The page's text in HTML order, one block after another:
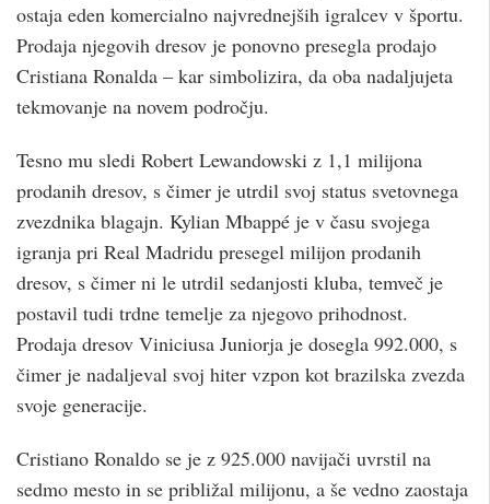
ostaja eden komercialno najvrednejših igralcev v športu.
Prodaja njegovih dresov je ponovno presegla prodajo
Cristiana Ronalda – kar simbolizira, da oba nadaljujeta
tekmovanje na novem področju.
Tesno mu sledi Robert Lewandowski z 1,1 milijona
prodanih dresov, s čimer je utrdil svoj status svetovnega
zvezdnika blagajn. Kylian Mbappé je v času svojega
igranja pri Real Madridu presegel milijon prodanih
dresov, s čimer ni le utrdil sedanjosti kluba, temveč je
postavil tudi trdne temelje za njegovo prihodnost.
Prodaja dresov Viniciusa Juniorja je dosegla 992.000, s
čimer je nadaljeval svoj hiter vzpon kot brazilska zvezda
svoje generacije.
Cristiano Ronaldo se je z 925.000 navijači uvrstil na
sedmo mesto in se približal milijonu, a še vedno zaostaja